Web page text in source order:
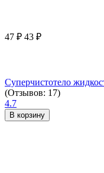
47 ₽ 43 ₽
Суперчистотело
(Отзывов: 17)
4.7
В корзину